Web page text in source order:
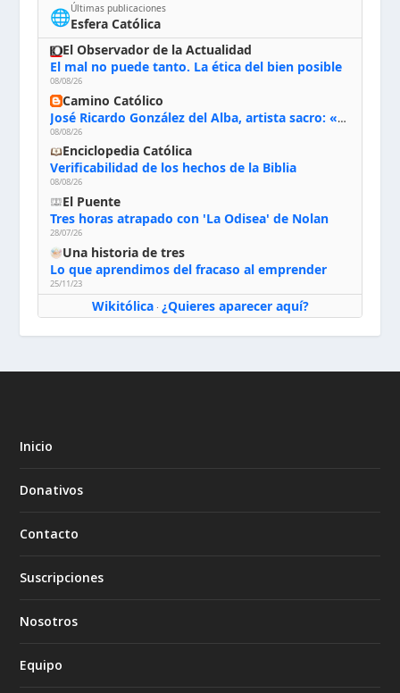
🌐Últimas publicaciones
Esfera Católica
El Observador de la Actualidad
El mal no puede tanto. La ética del bien posible
08/08/26
Camino Católico
José Ricardo González del Alba, artista sacro: «Yo oro, hablo con Dios, le pido al Espíritu Santo su inspiración y siempre pinto rezando el rosario para que sea Él quien actúe a través de mis manos»
08/08/26
Enciclopedia Católica
Verificabilidad de los hechos de la Biblia
08/08/26
El Puente
Tres horas atrapado con 'La Odisea' de Nolan
28/07/26
Una historia de tres
Lo que aprendimos del fracaso al emprender
25/11/23
Wikitólica· ¿Quieres aparecer aquí?
Inicio
Donativos
Contacto
Suscripciones
Nosotros
Equipo